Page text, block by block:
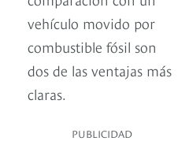
vehículo movido por
combustible fósil son
dos de las ventajas más
claras.
PUBLICIDAD